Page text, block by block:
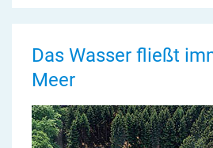
Das Wasser fließt
Meer